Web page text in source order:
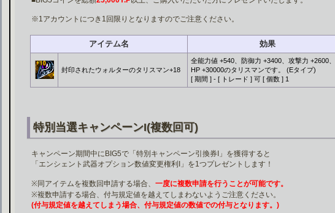
※1アカウントにつき1回限りとなりますのでご注意ください。
アイテム名 効果
封印されたウォルターのタリスマン+18
全能力値 +540、防御力 +3400、攻撃力 +2600、
HP +30000のタリスマンです。 (Eタイプ)
[ 期間 ] - [ トレード ] 可 [ 個数 ] 1
特別当選キャンペーンI(複数回可)
キャンペーン期間中にBIG5で「特別キャンペーン引換券I」を獲得すると
「エンシェント武器オプション数値変更権利I」を1つプレゼントします！
※同アイテムを複数回申請する場合、 一度に複数申請を行うことが可能です。
※複数申請する場合、付与規定値を越えてしまわないようご注意ください。
(付与規定値を越えてしまう場合、付与規定値の数値での付与となります。)